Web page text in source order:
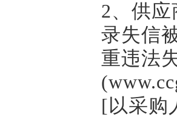
2、供应
录失信
重违法
[以采购